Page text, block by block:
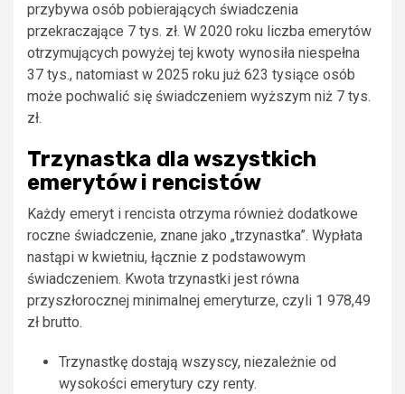
przybywa osób pobierających świadczenia
przekraczające 7 tys. zł. W 2020 roku liczba emerytów
otrzymujących powyżej tej kwoty wynosiła niespełna
37 tys., natomiast w 2025 roku już 623 tysiące osób
może pochwalić się świadczeniem wyższym niż 7 tys.
zł.
Trzynastka dla wszystkich
emerytów i rencistów
Każdy emeryt i rencista otrzyma również dodatkowe
roczne świadczenie, znane jako „trzynastka”. Wypłata
nastąpi w kwietniu, łącznie z podstawowym
świadczeniem. Kwota trzynastki jest równa
przyszłorocznej minimalnej emeryturze, czyli 1 978,49
zł brutto.
Trzynastkę dostają wszyscy, niezależnie od
wysokości emerytury czy renty.